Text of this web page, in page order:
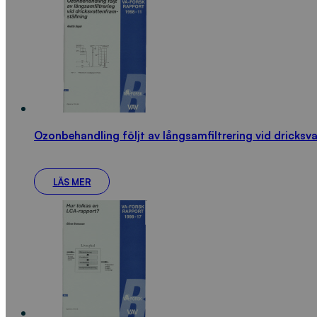
Ozonbehandling följt av långsamfiltrering vid
LÄS MER